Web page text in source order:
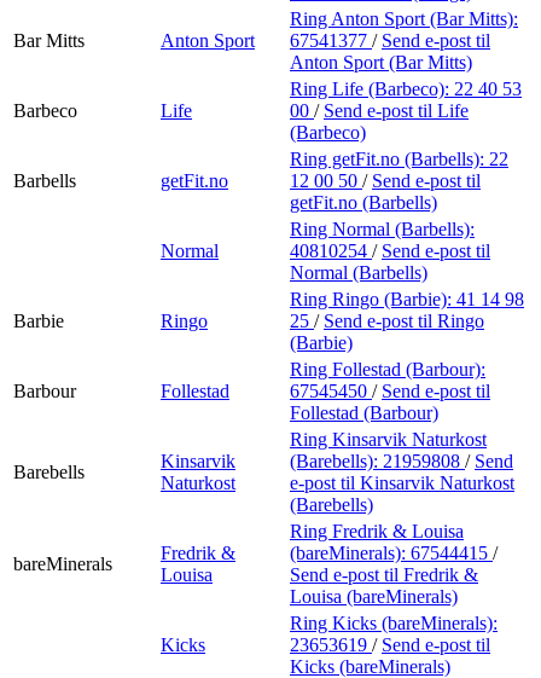
Bar Mitts Anton Sport
Ring Anton Sport (Bar Mitts):
67541377 / Send e-post til
Anton Sport (Bar Mitts)
Barbeco Life
Ring Life (Barbeco): 22 40 53
00 / Send e-post til Life
(Barbeco)
Barbells getFit.no
Ring getFit.no (Barbells): 22
12 00 50 / Send e-post til
getFit.no (Barbells)
Normal
Ring Normal (Barbells):
40810254 / Send e-post til
Normal (Barbells)
Barbie Ringo
Ring Ringo (Barbie): 41 14 98
25 / Send e-post til Ringo
(Barbie)
Barbour Follestad
Ring Follestad (Barbour):
67545450 / Send e-post til
Follestad (Barbour)
Barebells
Kinsarvik
Naturkost
Ring Kinsarvik Naturkost
(Barebells): 21959808 / Send
e-post til Kinsarvik Naturkost
(Barebells)
bareMinerals
Fredrik &
Louisa
Ring Fredrik & Louisa
(bareMinerals): 67544415 /
Send e-post til Fredrik &
Louisa (bareMinerals)
Kicks
Ring Kicks (bareMinerals):
23653619 / Send e-post til
Kicks (bareMinerals)